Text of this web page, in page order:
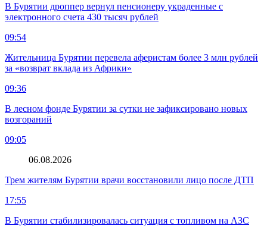
В Бурятии дроппер вернул пенсионеру украденные с
электронного счета 430 тысяч рублей
09:54
Жительница Бурятии перевела аферистам более 3 млн рублей
за «возврат вклада из Африки»
09:36
В лесном фонде Бурятии за сутки не зафиксировано новых
возгораний
09:05
06.08.2026
Трем жителям Бурятии врачи восстановили лицо после ДТП
17:55
В Бурятии стабилизировалась ситуация с топливом на АЗС